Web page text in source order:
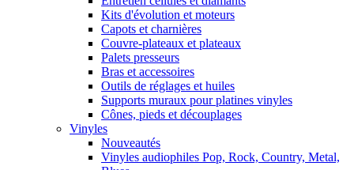
Kits d'évolution et moteurs
Capots et charnières
Couvre-plateaux et plateaux
Palets presseurs
Bras et accessoires
Outils de réglages et huiles
Supports muraux pour platines vinyles
Cônes, pieds et découplages
Vinyles
Nouveautés
Vinyles audiophiles Pop, Rock, Country, Metal,